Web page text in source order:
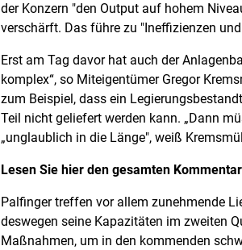
der Konzern "den Output auf hohem
verschärft. Das führe zu "Ineffizienzen
Erst am Tag davor hat auch der
komplex“, so Miteigentümer Gregor
zum Beispiel, dass ein
Teil nicht geliefert werden kann. „Dann
„unglaublich in die Länge", weiß
Lesen Sie hier den gesamten
Palfinger treffen vor allem zunehmende
deswegen seine Kapazitäten im zweiten
Maßnahmen, um in den kommenden